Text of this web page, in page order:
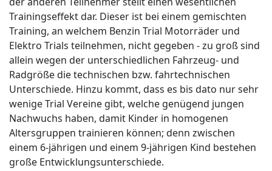
Trainingseffekt dar. Dieser ist bei einem gemischten
Training, an welchem Benzin Trial Motorräder und
Elektro Trials teilnehmen, nicht gegeben - zu groß sind
allein wegen der unterschiedlichen Fahrzeug- und
Radgröße die technischen bzw. fahrtechnischen
Unterschiede. Hinzu kommt, dass es bis dato nur sehr
wenige Trial Vereine gibt, welche genügend jungen
Nachwuchs haben, damit Kinder in homogenen
Altersgruppen trainieren können; denn zwischen
einem 6-jährigen und einem 9-jährigen Kind bestehen
große Entwicklungsunterschiede.